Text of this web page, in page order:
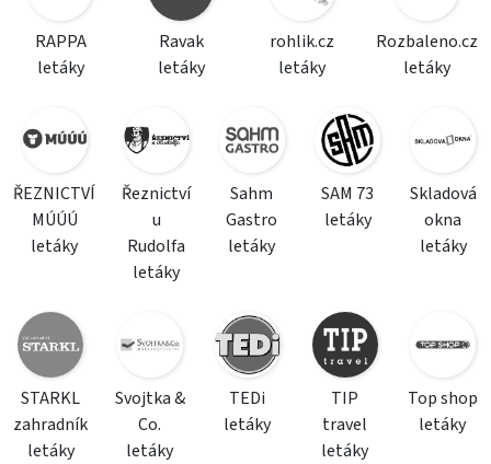
RAPPA
letáky
Ravak
letáky
rohlik.cz
letáky
Rozbaleno.cz
letáky
ŘEZNICTVÍ
MÚÚÚ
letáky
Řeznictví
u
Rudolfa
letáky
Sahm
Gastro
letáky
SAM 73
letáky
Skladová
okna
letáky
STARKL
zahradník
letáky
Svojtka &
Co.
letáky
TEDi
letáky
TIP
travel
letáky
Top shop
letáky